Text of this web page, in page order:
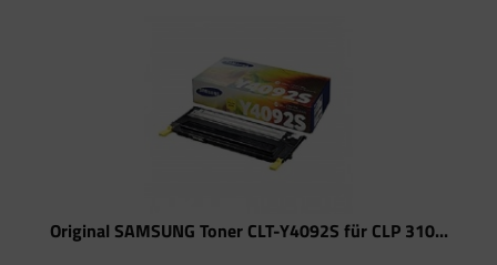
Original SAMSUNG Toner CLT-Y4092S für CLP 310...